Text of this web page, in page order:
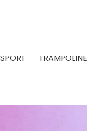
SPORT TRAMPOLINE